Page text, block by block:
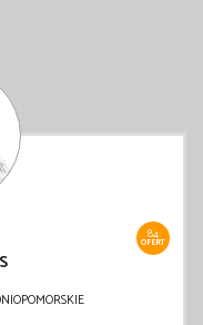
84
OFERT